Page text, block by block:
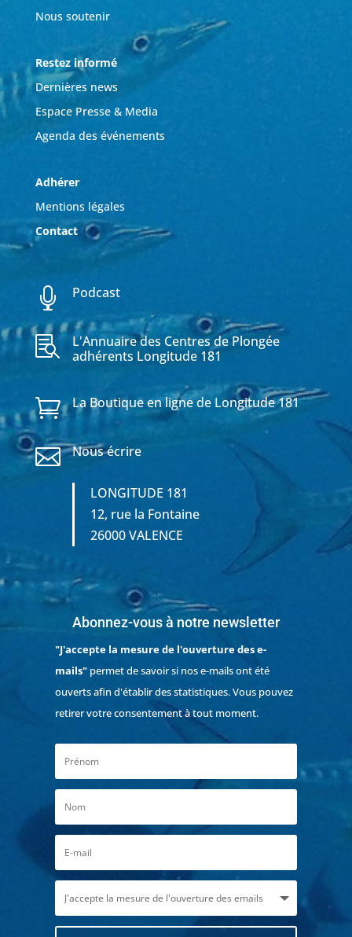
Nous soutenir
Restez informé
Dernières news
Espace Presse & Media
Agenda des événements
Adhérer
Mentions légales
Contact
 Podcast

L'Annuaire des Centres de Plongée
adhérents Longitude 181
 La Boutique en ligne de Longitude 181
 Nous écrire
LONGITUDE 181
12, rue la Fontaine
26000 VALENCE
Abonnez-vous à notre newsletter
"J'accepte la mesure de l'ouverture des e-
mails"permet de savoir si nos e-mails ont été
ouverts afin d'établir des statistiques. Vous pouvez
retirer votre consentement à tout moment.